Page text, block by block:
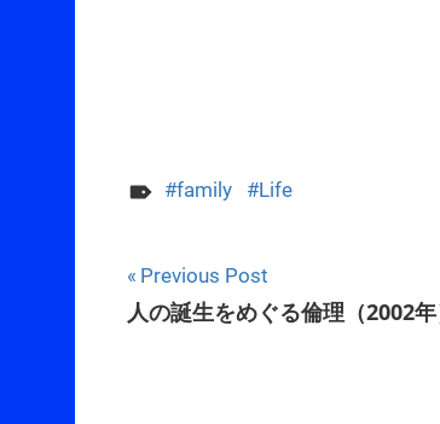
family Life
Post
navigation
Previous Post
人の誕生をめぐる倫理（2002年